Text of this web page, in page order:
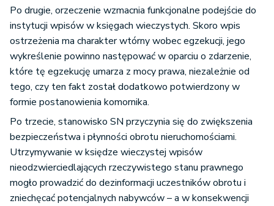
Po drugie, orzeczenie wzmacnia funkcjonalne podejście do
instytucji wpisów w księgach wieczystych. Skoro wpis
ostrzeżenia ma charakter wtórny wobec egzekucji, jego
wykreślenie powinno następować w oparciu o zdarzenie,
które tę egzekucję umarza z mocy prawa, niezależnie od
tego, czy ten fakt został dodatkowo potwierdzony w
formie postanowienia komornika.
Po trzecie, stanowisko SN przyczynia się do zwiększenia
bezpieczeństwa i płynności obrotu nieruchomościami.
Utrzymywanie w księdze wieczystej wpisów
nieodzwierciedlających rzeczywistego stanu prawnego
mogło prowadzić do dezinformacji uczestników obrotu i
zniechęcać potencjalnych nabywców – a w konsekwencji